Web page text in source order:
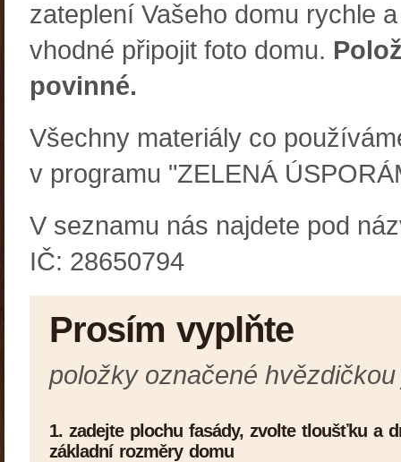
zateplení Vašeho domu rychle
vhodné připojit foto domu.
povinné.
Všechny materiály co
v programu "ZELENÁ
V seznamu nás najdete pod
IČ: 28650794
Prosím vyplňte
položky označené
1. zadejte plochu fasády, zvolte tloušťku a
základní rozměry domu